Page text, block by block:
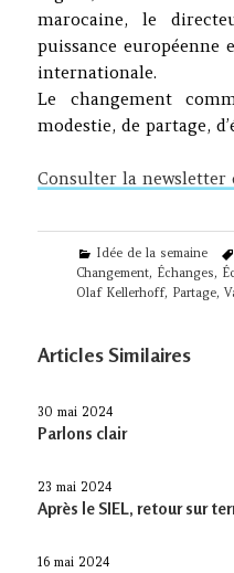
marocaine, le
puissance
internationale.
Le changement
modestie, de partage,
Consulter la newsletter
Categories
Idée de la semaine
Changement, Échanges,
Olaf Kellerhoff, Partage,
Articles Similaires
30 mai 2024
Parlons clair
23 mai 2024
Après le SIEL, retour sur
16 mai 2024